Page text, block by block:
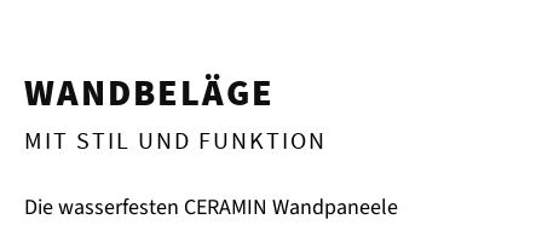
WANDBELÄGE
MIT STIL UND FUNKTION
Die wasserfesten CERAMIN Wandpaneele